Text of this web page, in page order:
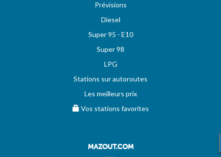
Prévisions
Diesel
Super 95 - E10
Super 98
LPG
Stations sur autoroutes
Les meilleurs prix
Vos stations favorites
MAZOUT.COM